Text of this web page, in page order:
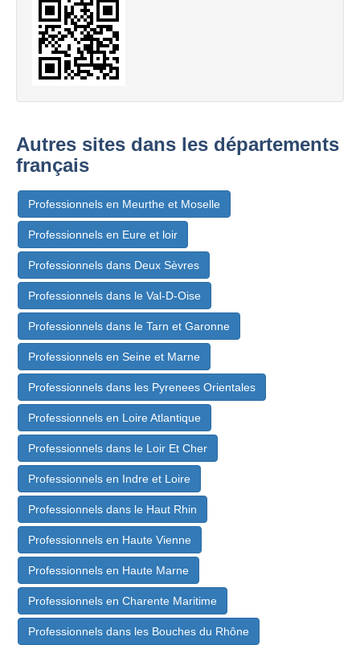
Autres sites dans les départements
français
Professionnels en Meurthe et Moselle
Professionnels en Eure et loir
Professionnels dans Deux Sèvres
Professionnels dans le Val-D-Oise
Professionnels dans le Tarn et Garonne
Professionnels en Seine et Marne
Professionnels dans les Pyrenees Orientales
Professionnels en Loire Atlantique
Professionnels dans le Loir Et Cher
Professionnels en Indre et Loire
Professionnels dans le Haut Rhin
Professionnels en Haute Vienne
Professionnels en Haute Marne
Professionnels en Charente Maritime
Professionnels dans les Bouches du Rhône